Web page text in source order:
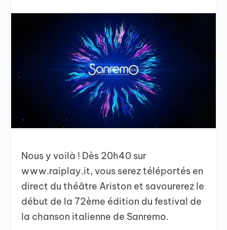
Nous y voilà ! Dès 20h40 sur
www.raiplay.it, vous serez téléportés en
direct du théâtre Ariston et savourerez le
début de la 72ème édition du festival de
la chanson italienne de Sanremo.